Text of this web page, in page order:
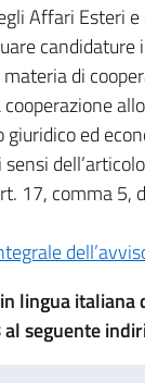
Affari Esteri
candidature
di
ed
17, comma
lingua
seguente